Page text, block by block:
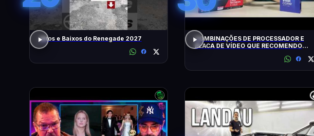
Altos e Baixos do Renegade 2027
COMBINAÇÕES DE PROCESSADOR E
PLACA DE VÍDEO QUE RECOMENDO